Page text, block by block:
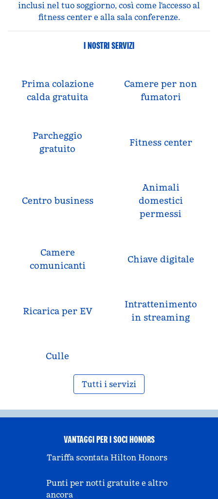
inclusi nel tuo soggiorno, così come l'accesso al
fitness center e alla sala conferenze.
I NOSTRI SERVIZI
Prima colazione
calda gratuita
Camere per non
fumatori
Parcheggio
gratuito
Fitness center
Centro business
Animali
domestici
permessi
Camere
comunicanti
Chiave digitale
Ricarica per EV
Intrattenimento
in streaming
Culle
Tutti i servizi
VANTAGGI PER I SOCI HONORS
Tariffa scontata Hilton Honors
Punti per notti gratuite e altro
ancora